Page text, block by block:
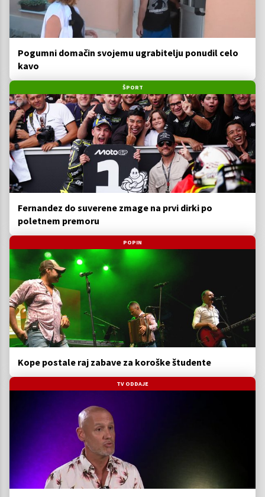
Pogumni domačin svojemu ugrabitelju ponudil celo
kavo
ŠPORT
Fernandez do suverene zmage na prvi dirki po
poletnem premoru
POPIN
Kope postale raj zabave za koroške študente
TV ODDAJE